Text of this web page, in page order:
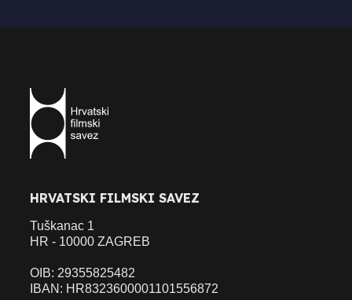
HRVATSKI FILMSKI SAVEZ
Tuškanac 1
HR - 10000 ZAGREB
OIB: 29355825482
IBAN: HR8323600001101556872